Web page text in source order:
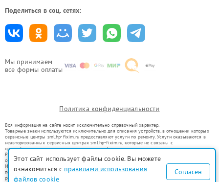
Мы принимаем
все формы оплаты
Поделиться в соц. сетях:
Политика конфиденциальности
Вся информация на сайте носит исключительно справочный характер.
Товарные знаки используются исключительно для описания устройств, в отношении которых
сервисные центры sml.hp-fixim.ru предоставляют услуги по ремонту. Услуги оказываются в
неавторизованных сервисных центрах sml.hp-fixim.ru, которые не связаны с
правообладателями товарных знаков или их официальными представителями.
Ремонт осуществляется для устройств, уже введенных в гражданский оборот в соответствии
со статьей 1487 ГК РФ.
Использование товарных знаков не преследует цели индивидуализации услуг или введения
потребителей в заблуждение, а служит для информирования о предоставляемых услугах по
ремонту техники указанных брендов.
Этот сайт использует файлы cookie. Вы можете
ознакомиться с правилами использования
файлов cookie
Согласен